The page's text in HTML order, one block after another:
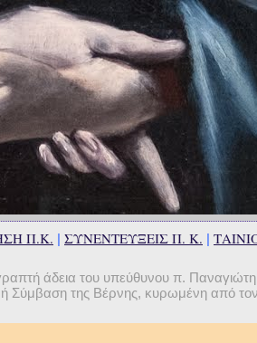
Π.Κ. | ΣΥΝΕΝΤΕΥΞΕΙΣ Π. Κ. |
άδεια του υπεύθυνου π. Παναγιώτη
Σύμβαση της Βέρνης, κυρωμένη από